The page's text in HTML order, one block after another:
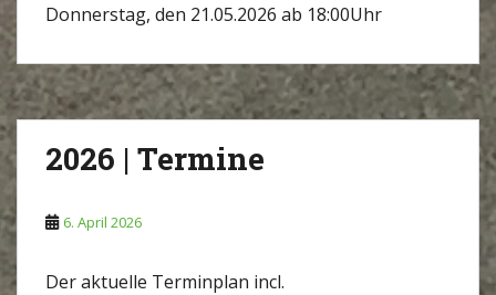
Donnerstag, den 21.05.2026 ab 18:00Uhr
2026 | Termine
6. April 2026
Der aktuelle Terminplan incl.